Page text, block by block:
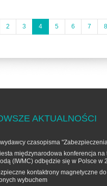
2 3 4 5 6 7 8
AKTUALNOŚCI
czasopisma
międzynarodowa konferencja na
(IWMC) odbędzie się w Polsce w
kontaktrony magnetyczne
wybuchem